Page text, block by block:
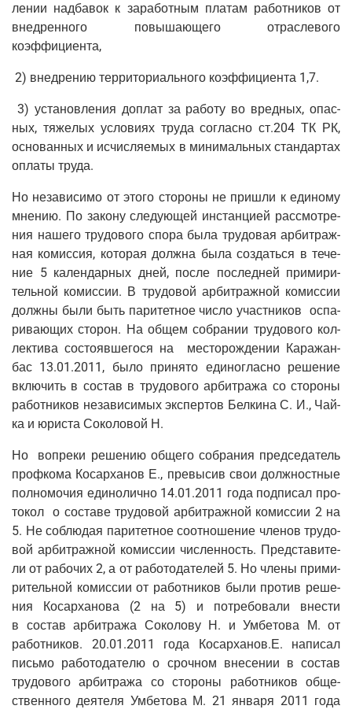
ле­нии над­ба­вок к зара­бот­ным пла­там работ­ни­ков от
внед­рен­но­го повы­ша­ю­ще­го отрас­ле­во­го
коэффициента,
2) внед­ре­нию тер­ри­то­ри­аль­но­го коэф­фи­ци­ен­та 1,7.
3) уста­нов­ле­ния доплат за рабо­ту во вред­ных, опас­
ных, тяже­лых усло­ви­ях тру­да соглас­но ст.204 ТК РК,
осно­ван­ных и исчис­ля­е­мых в мини­маль­ных стан­дар­тах
опла­ты труда.
Но неза­ви­си­мо от это­го сто­ро­ны не при­шли к еди­но­му
мне­нию. По зако­ну сле­ду­ю­щей инстан­ци­ей рас­смот­ре­
ния наше­го тру­до­во­го спо­ра была тру­до­вая арбит­раж­
ная комис­сия, кото­рая долж­на была создать­ся в тече­
ние 5 кален­дар­ных дней, после послед­ней при­ми­ри­
тель­ной комис­сии. В тру­до­вой арбит­раж­ной комис­сии
долж­ны были быть пари­тет­ное чис­ло участ­ни­ков оспа­
ри­ва­ю­щих сто­рон. На общем собра­нии тру­до­во­го кол­
лек­ти­ва состо­яв­ше­го­ся на место­рож­де­нии Кара­жан­
бас 13.01.2011, было при­ня­то еди­но­глас­но реше­ние
вклю­чить в состав в тру­до­во­го арбит­ра­жа со сто­ро­ны
работ­ни­ков неза­ви­си­мых экс­пер­тов Бел­ки­на С. И., Чай­
ка и юри­ста Соко­ло­вой Н.
Но вопре­ки реше­нию обще­го собра­ния пред­се­да­тель
проф­ко­ма Косар­ха­нов Е., пре­вы­сив свои долж­ност­ные
пол­но­мо­чия еди­но­лич­но 14.01.2011 года под­пи­сал про­
то­кол о соста­ве тру­до­вой арбит­раж­ной комис­сии 2 на
5. Не соблю­дая пари­тет­ное соот­но­ше­ние чле­нов тру­до­
вой арбит­раж­ной комис­сии чис­лен­ность. Пред­ста­ви­те­
ли от рабо­чих 2, а от рабо­то­да­те­лей 5. Но чле­ны при­ми­
ри­тель­ной комис­сии от работ­ни­ков были про­тив реше­
ния Косар­ха­но­ва (2 на 5) и потре­бо­ва­ли вне­сти
в состав арбит­ра­жа Соко­ло­ву Н. и Умбе­то­ва М. от
работ­ни­ков. 20.01.2011 года Косарханов.Е. напи­сал
пись­мо рабо­то­да­те­лю о сроч­ном вне­се­нии в состав
тру­до­во­го арбит­ра­жа со сто­ро­ны работ­ни­ков обще­
ствен­но­го дея­те­ля Умбе­то­ва М. 21 янва­ря 2011 года